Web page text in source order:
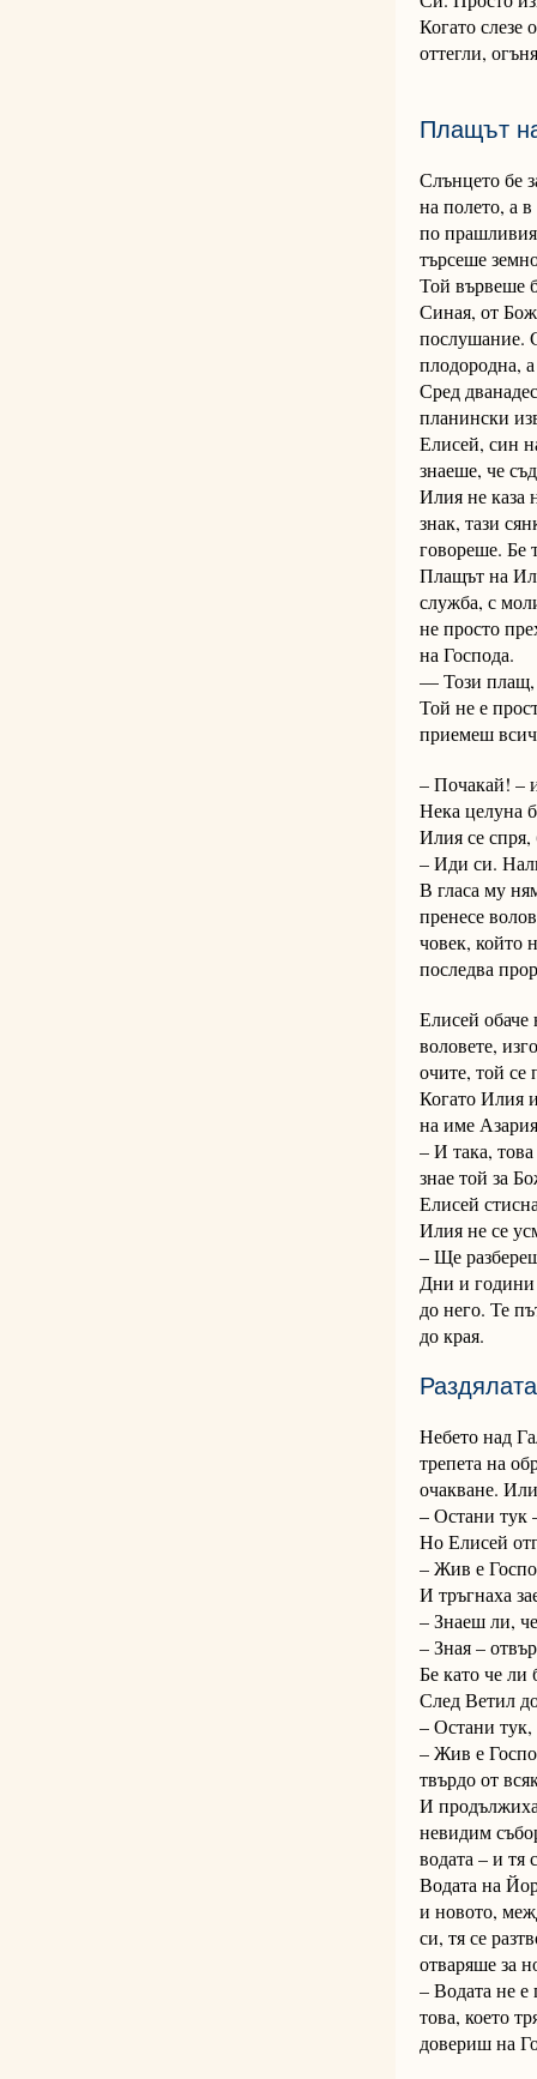
Когато слезе
оттегли,
Плащът
Слънцето бе
на полето, а
по прашливия
търсеше
Той вървеше
Синая, от
послушание.
плодородна,
Сред
планински
Елисей, син
знаеше, че
Илия не каза
знак, тази
говореше. Бе
Плащът на
служба, с
не просто
на Господа.
— Този плащ,
Той не е
приемеш
– Почакай! –
Нека целуна
Илия се спря,
– Иди си.
В гласа му
пренесе
човек, който
последва
Елисей обаче
воловете,
очите, той
Когато Илия
на име
– И така,
знае той за
Елисей
Илия не се
– Ще
Дни и години
до него. Те
до края.
Небето над
трепета на
очакване.
– Остани тук
Но Елисей
– Жив е
И тръгнаха
– Знаеш ли,
– Зная –
Бе като че
След Ветил
– Остани
– Жив е
твърдо от
И
невидим
водата – и тя
Водата на
и новото,
си, тя се
отваряше за
– Водата не е
това, което
довериш на